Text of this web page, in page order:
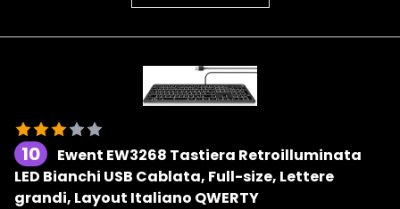
10
Ewent EW3268 Tastiera Retroilluminata
LED Bianchi USB Cablata, Full-size, Lettere
grandi, Layout Italiano QWERTY